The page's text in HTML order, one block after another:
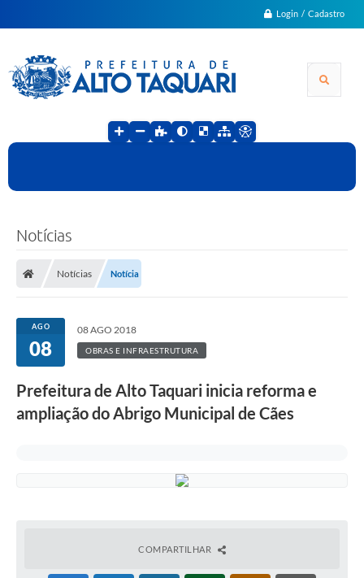
Login / Cadastro
Notícias
Notícias Notícia
AGO
08
08 AGO 2018
OBRAS E INFRAESTRUTURA
Prefeitura de Alto Taquari inicia reforma e
ampliação do Abrigo Municipal de Cães
COMPARTILHAR